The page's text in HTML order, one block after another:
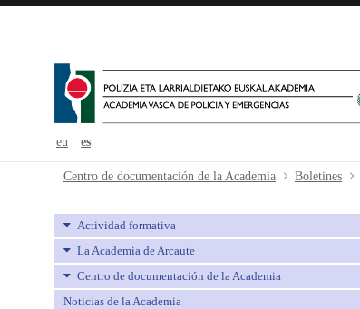
eu es
Nº 84 Julio - avpe
Centro de documentación de la Academia Boletines
Actividad formativa
La Academia de Arcaute
Centro de documentación de la Academia
Noticias de la Academia